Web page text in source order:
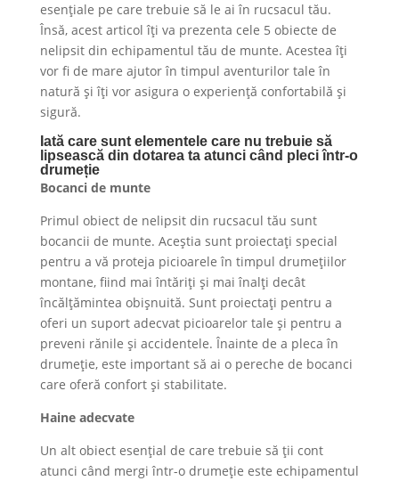
esențiale pe care trebuie să le ai în rucsacul tău.
Însă, acest articol îți va prezenta cele 5 obiecte de
nelipsit din echipamentul tău de munte. Acestea îți
vor fi de mare ajutor în timpul aventurilor tale în
natură și îți vor asigura o experiență confortabilă și
sigură.
Iată care sunt elementele care nu trebuie să
lipsească din dotarea ta atunci când pleci într-o
drumeție
Bocanci de munte
Primul obiect de nelipsit din rucsacul tău sunt
bocancii de munte. Aceștia sunt proiectați special
pentru a vă proteja picioarele în timpul drumețiilor
montane, fiind mai întăriți și mai înalți decât
încălțămintea obișnuită. Sunt proiectați pentru a
oferi un suport adecvat picioarelor tale și pentru a
preveni rănile și accidentele. Înainte de a pleca în
drumeție, este important să ai o pereche de bocanci
care oferă confort și stabilitate.
Haine adecvate
Un alt obiect esențial de care trebuie să ții cont
atunci când mergi într-o drumeție este echipamentul